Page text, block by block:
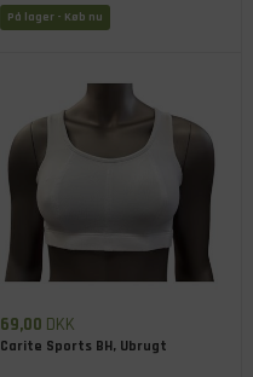
På lager - Køb nu
69,00 DKK
Carite Sports BH, Ubrugt